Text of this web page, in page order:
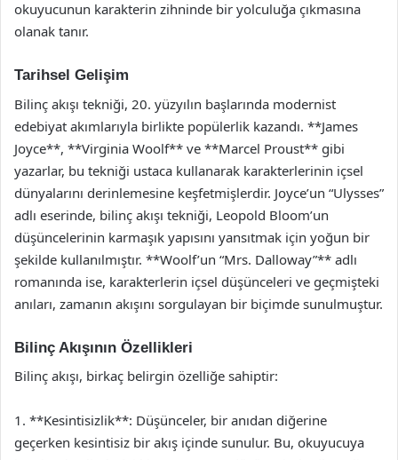
okuyucunun karakterin zihninde bir yolculuğa çıkmasına
olanak tanır.
Tarihsel Gelişim
Bilinç akışı tekniği, 20. yüzyılın başlarında modernist
edebiyat akımlarıyla birlikte popülerlik kazandı. **James
Joyce**, **Virginia Woolf** ve **Marcel Proust** gibi
yazarlar, bu tekniği ustaca kullanarak karakterlerinin içsel
dünyalarını derinlemesine keşfetmişlerdir. Joyce’un “Ulysses”
adlı eserinde, bilinç akışı tekniği, Leopold Bloom’un
düşüncelerinin karmaşık yapısını yansıtmak için yoğun bir
şekilde kullanılmıştır. **Woolf’un “Mrs. Dalloway”** adlı
romanında ise, karakterlerin içsel düşünceleri ve geçmişteki
anıları, zamanın akışını sorgulayan bir biçimde sunulmuştur.
Bilinç Akışının Özellikleri
Bilinç akışı, birkaç belirgin özelliğe sahiptir:
1. **Kesintisizlik**: Düşünceler, bir anıdan diğerine
geçerken kesintisiz bir akış içinde sunulur. Bu, okuyucuya